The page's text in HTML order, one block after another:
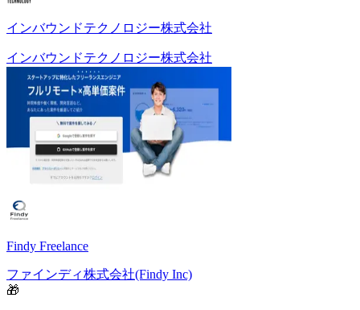
インバウンドテクノロジー株式会社
インバウンドテクノロジー株式会社
Findy Freelance
ファインディ株式会社(Findy Inc)
🎁